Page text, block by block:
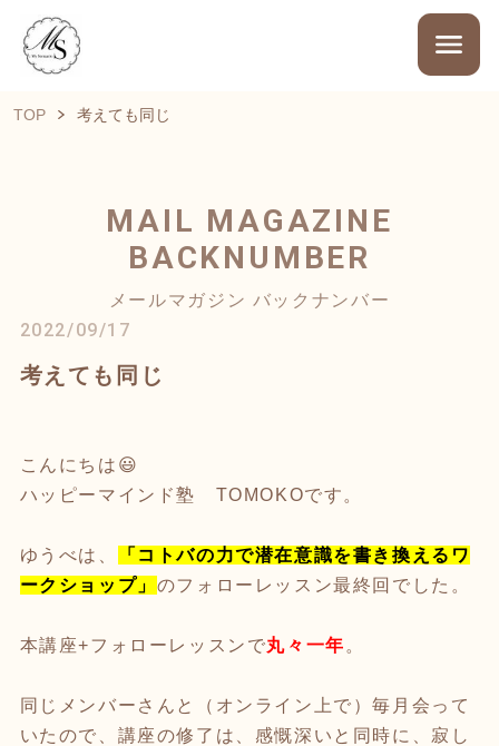
TOP 考えても同じ
MAIL MAGAZINE
BACKNUMBER
メールマガジン バックナンバー
2022/09/17
考えても同じ
こんにちは😃
ハッピーマインド塾 TOMOKOです。
ゆうべは、
「コトバの力で潜在意識を書き換えるワ
ークショップ」 のフォローレッスン最終回でした。
本講座+フォローレッスンで丸々一年 。
同じメンバーさんと（オンライン上で）毎月会って
いたので、講座の修了は、感慨深いと同時に、寂し